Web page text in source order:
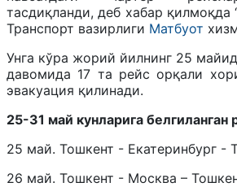
тасдиқланди, деб хабар қилмоқда
Транспорт вазирлиги Матбуот
Унга кўра жорий йилнинг 25
давомида 17 та рейс орқали
эвакуация қилинади.
25-31 май кунларига
25 май. Тошкент - Екатеринбург -
26 май. Тошкент - Москва –